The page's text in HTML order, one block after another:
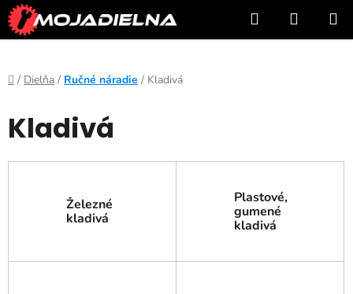
Prejsť
na
obsah
Hľadať
KOŠÍK
Domov
/ Dielňa / Ručné náradie / Kladivá
Kladivá
Železné
kladivá
Plastové,
gumené
kladivá